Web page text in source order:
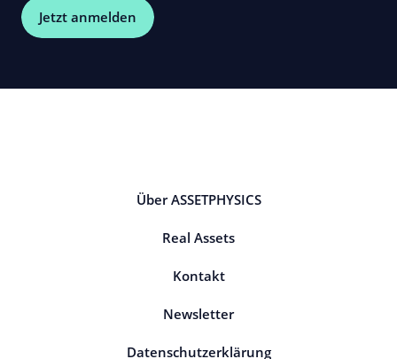
Jetzt anmelden
Über ASSETPHYSICS
Real Assets
Kontakt
Newsletter
Datenschutzerklärung